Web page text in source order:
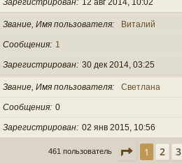
Звание, Имя пользователя Виталий
Сообщения 1
Зарегистрирован 30 дек 2014, 03:25
Звание, Имя пользователя Светлана
Сообщения 0
Зарегистрирован 02 янв 2015, 10:56
461 пользователь Страница
1 2 3